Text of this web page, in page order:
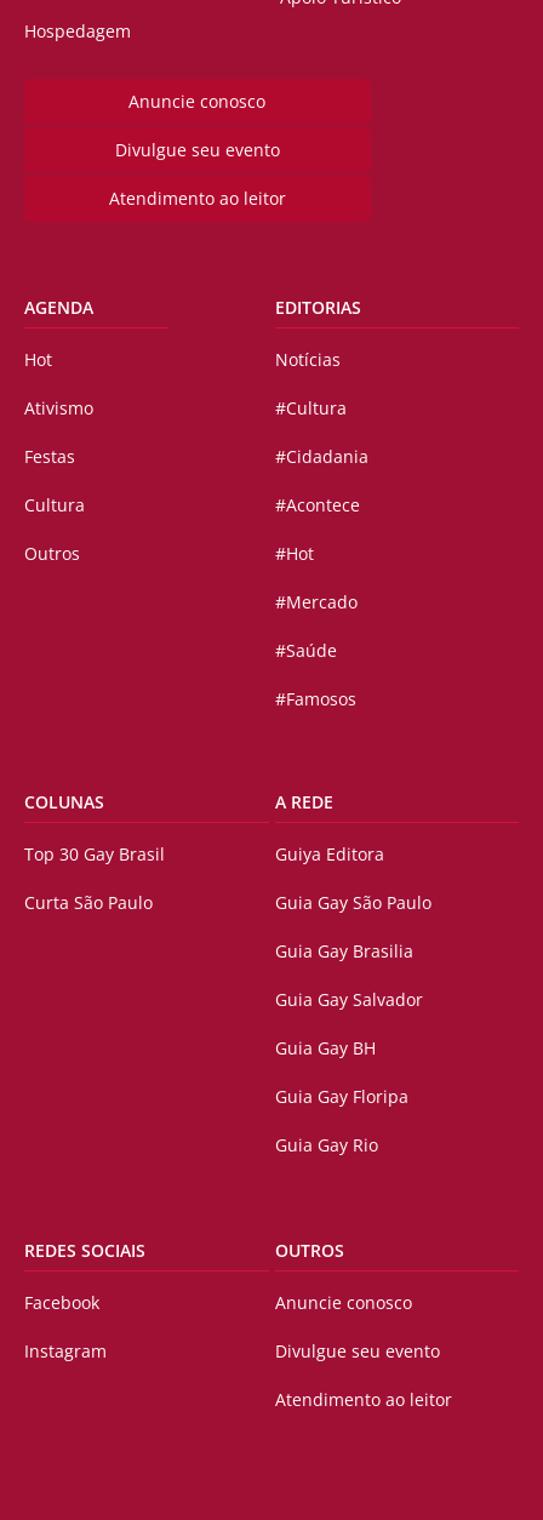
Hospedagem
Anuncie conosco
Divulgue seu evento
Atendimento ao leitor
AGENDA
Hot
Ativismo
Festas
Cultura
Outros
EDITORIAS
Notícias
#Cultura
#Cidadania
#Acontece
#Hot
#Mercado
#Saúde
#Famosos
COLUNAS
Top 30 Gay Brasil
Curta São Paulo
A REDE
Guiya Editora
Guia Gay São Paulo
Guia Gay Brasilia
Guia Gay Salvador
Guia Gay BH
Guia Gay Floripa
Guia Gay Rio
REDES SOCIAIS
Facebook
Instagram
OUTROS
Anuncie conosco
Divulgue seu evento
Atendimento ao leitor